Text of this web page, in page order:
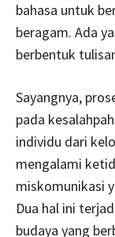
bahasa untuk
beragam. Ada
berbentuk
Sayangnya,
pada
individu dari
mengalami
miskomunikasi
Dua hal ini
budaya yang